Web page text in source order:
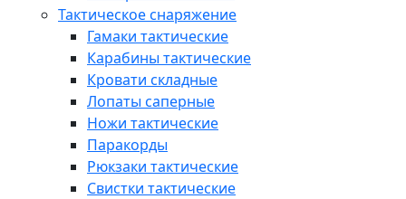
Тактическое снаряжение
Гамаки тактические
Карабины тактические
Кровати складные
Лопаты саперные
Ножи тактические
Паракорды
Рюкзаки тактические
Свистки тактические